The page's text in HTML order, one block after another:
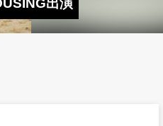
出演